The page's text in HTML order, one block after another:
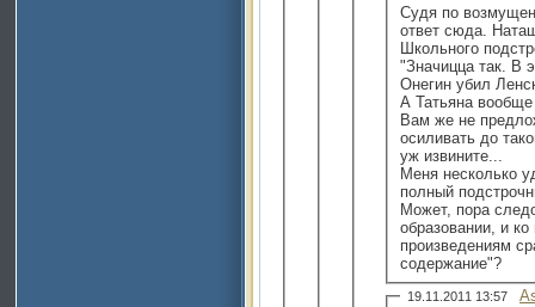
Судя по
ответ сюда.
Школьного
"Значицца так. В
Онегин убил
А Татьяна
Вам же не
осиливать до
уж извините...
Меня несколько
полный
Может, пора
образовании, и
произведениям
содержание"?
19.11.2011 13:57